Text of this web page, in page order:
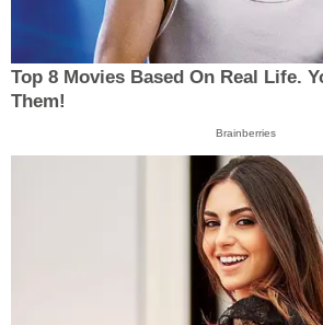
Top 8 Movies Based On Real Life.
Them!
Brainberries